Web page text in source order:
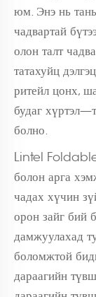
юм. Энэ нь
чадвартай
олон талт
татахуйц
ритейл цонх,
будаг
болно.
Lintel Foldable
болон арга
чадах хүчин
орон зайг бий
дамжуулахад
боломжтой
дараагийн